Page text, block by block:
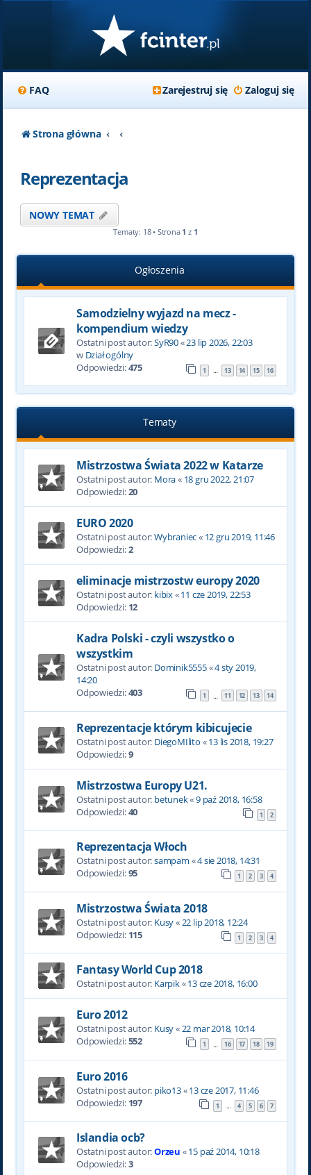
FAQ Zaloguj się
Zarejestruj się
Strona główna
Reprezentacja
NOWY TEMAT
Tematy: 18 • Strona 1 z 1
Ogłoszenia
Samodzielny wyjazd na mecz -
kompendium wiedzy
Ostatni post autor:SyR90«23 lip 2026, 22:03
w Dział ogólny
Odpowiedzi:475 1 … 13 14 15 16
Tematy
Mistrzostwa Świata 2022 w Katarze
Ostatni post autor: Mora« 18 gru 2022, 21:07
Odpowiedzi:20
EURO 2020
Ostatni post autor:Wybraniec« 12 gru 2019, 11:46
Odpowiedzi:2
eliminacje mistrzostw europy 2020
Ostatni post autor: kibix«11 cze 2019, 22:53
Odpowiedzi: 12
Kadra Polski - czyli wszystko o
wszystkim
Ostatni post autor: Dominik5555«4 sty 2019,
14:20
Odpowiedzi:403 1 … 11 12 13 14
Reprezentacje którym kibicujecie
Ostatni post autor: DiegoMIlito «13 lis 2018, 19:27
Odpowiedzi:9
Mistrzostwa Europy U21.
Ostatni post autor: betunek«9 paź 2018, 16:58
Odpowiedzi:40 1 2
Reprezentacja Włoch
Ostatni post autor:sampam «4 sie 2018, 14:31
Odpowiedzi:95 1 2 3 4
Mistrzostwa Świata 2018
Ostatni post autor: Kusy«22 lip 2018, 12:24
Odpowiedzi: 115 1 2 3 4
Fantasy World Cup 2018
Ostatni post autor: Karpik«13 cze 2018, 16:00
Euro 2012
Ostatni post autor: Kusy«22 mar 2018, 10:14
Odpowiedzi:552 1 … 16 17 18 19
Euro 2016
Ostatni post autor: piko13«13 cze 2017, 11:46
Odpowiedzi: 197 1 … 4 5 6 7
Islandia ocb?
Ostatni post autor:Orzeu «15 paź 2014, 10:18
Odpowiedzi:3